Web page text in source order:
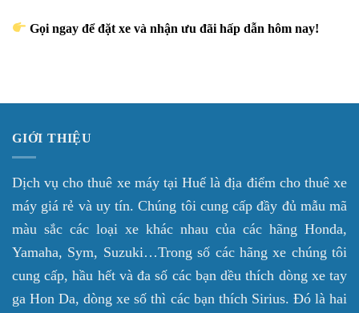
Gọi ngay để đặt xe và nhận ưu đãi hấp dẫn hôm nay!
GIỚI THIỆU
Dịch vụ cho thuê xe máy tại Huế là địa điểm cho thuê xe
máy giá rẻ và uy tín. Chúng tôi cung cấp đầy đủ mẫu mã
màu sắc các loại xe khác nhau của các hãng Honda,
Yamaha, Sym, Suzuki…Trong số các hãng xe chúng tôi
cung cấp, hầu hết và đa số các bạn dều thích dòng xe tay
ga Hon Da, dòng xe số thì các bạn thích Sirius. Đó là hai